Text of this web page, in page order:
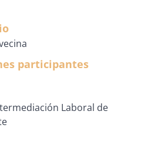
participantes
Laboral de